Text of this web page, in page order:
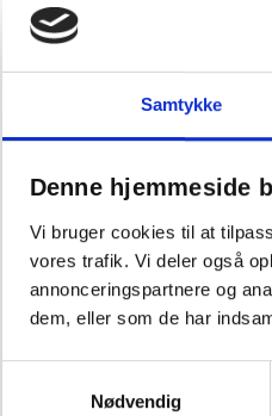
Samtykke
Denne hjemmeside
Vi bruger cookies til at
vores trafik. Vi deler også
annonceringspartnere og
dem, eller som de har
Nødvendig